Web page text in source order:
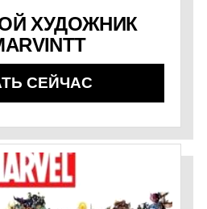
ХУДОЖНИК
СЕЙЧАС